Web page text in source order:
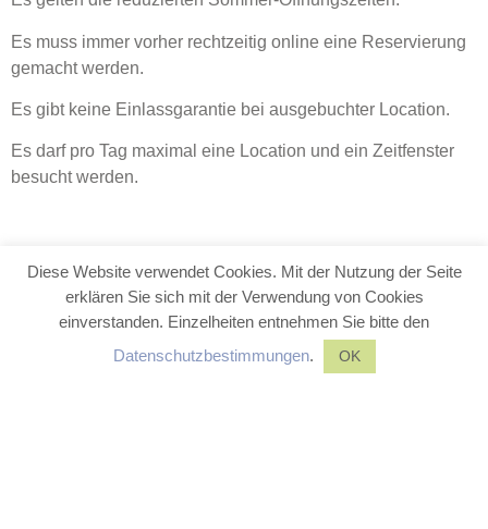
Es muss immer vorher rechtzeitig online eine Reservierung
gemacht werden.
Es gibt keine Einlassgarantie bei ausgebuchter Location.
Es darf pro Tag maximal eine Location und ein Zeitfenster
besucht werden.
Diese Website verwendet Cookies. Mit der Nutzung der Seite
erklären Sie sich mit der Verwendung von Cookies
einverstanden. Einzelheiten entnehmen Sie bitte den
Datenschutzbestimmungen. OK